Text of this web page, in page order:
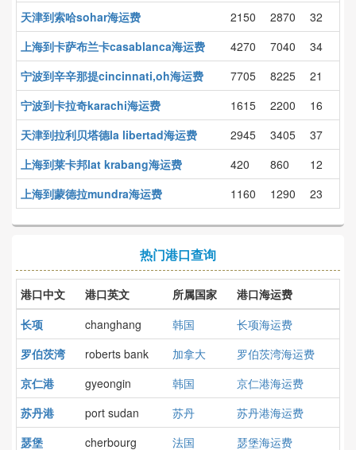
天津到索哈sohar海运费
2150 2870
32
上海到卡萨布兰卡casablanca海运费
4270 7040
34
宁波到辛辛那提cincinnati,oh海运费
7705 8225
21
宁波到卡拉奇karachi海运费
1615 2200
16
天津到拉利贝塔德la libertad海运费
2945 3405
37
上海到莱卡邦lat krabang海运费
420 860
12
上海到蒙德拉mundra海运费
1160 1290 23
热门港口查询
港口中文 港口英文 所属国家
港口海运费
长项
changhang 韩国
长项海运费
罗伯茨湾
roberts bank 加拿大
罗伯茨湾海运费
京仁港
gyeongin 韩国
京仁港海运费
苏丹港
port sudan 苏丹
苏丹港海运费
瑟堡
cherbourg 法国 瑟堡海运费